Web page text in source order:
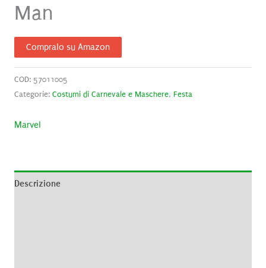
Man
Compralo su Amazon
COD: 57011005
Categorie: Costumi di Carnevale e Maschere, Festa
Marvel
Descrizione